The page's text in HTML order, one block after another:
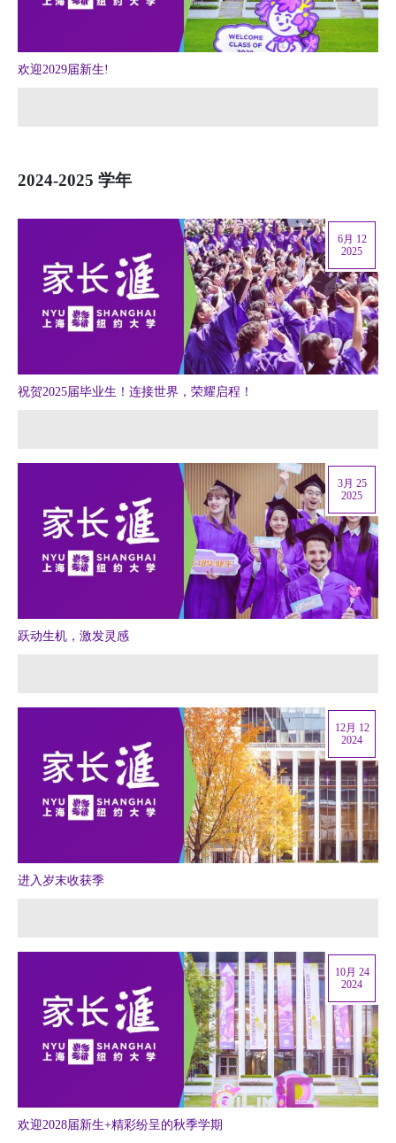
欢迎2029届新生!
2024-2025 学年
祝贺2025届毕业生！连接世界，荣耀启程！
6月 12
2025
跃动生机，激发灵感
3月 25
2025
进入岁末收获季
12月 12
2024
欢迎2028届新生+精彩纷呈的秋季学期
10月 24
2024